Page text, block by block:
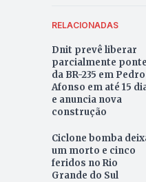
RELACIONADAS
Dnit prevê liberar
parcialmente ponte
da BR-235 em Pedro
Afonso em até 15
e anuncia nova
construção
Ciclone bomba
um morto e cinco
feridos no Rio
Grande do Sul